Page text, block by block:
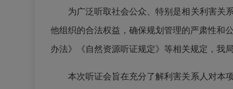
为广泛听取社会公众、特别是相关利害关系
他组织的合法权益，确保规划管理的严肃性和
办法》《自然资源听证规定》等相关规定，我
本次听证会旨在充分了解利害关系人对本项